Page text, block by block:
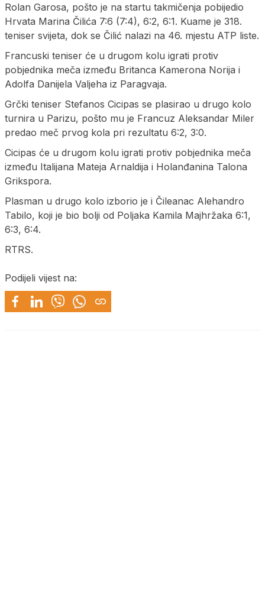
Rolan Garosa, pošto je na startu takmičenja pobijedio
Hrvata Marina Čilića 7:6 (7:4), 6:2, 6:1. Kuame je 318.
teniser svijeta, dok se Čilić nalazi na 46. mjestu ATP liste.
Francuski teniser će u drugom kolu igrati protiv
pobjednika meča između Britanca Kamerona Norija i
Adolfa Danijela Valjeha iz Paragvaja.
Grčki teniser Stefanos Cicipas se plasirao u drugo kolo
turnira u Parizu, pošto mu je Francuz Aleksandar Miler
predao meč prvog kola pri rezultatu 6:2, 3:0.
Cicipas će u drugom kolu igrati protiv pobjednika meča
između Italijana Mateja Arnaldija i Holanđanina Talona
Grikspora.
Plasman u drugo kolo izborio je i Čileanac Alehandro
Tabilo, koji je bio bolji od Poljaka Kamila Majhržaka 6:1,
6:3, 6:4.
RTRS.
Podijeli vijest na: